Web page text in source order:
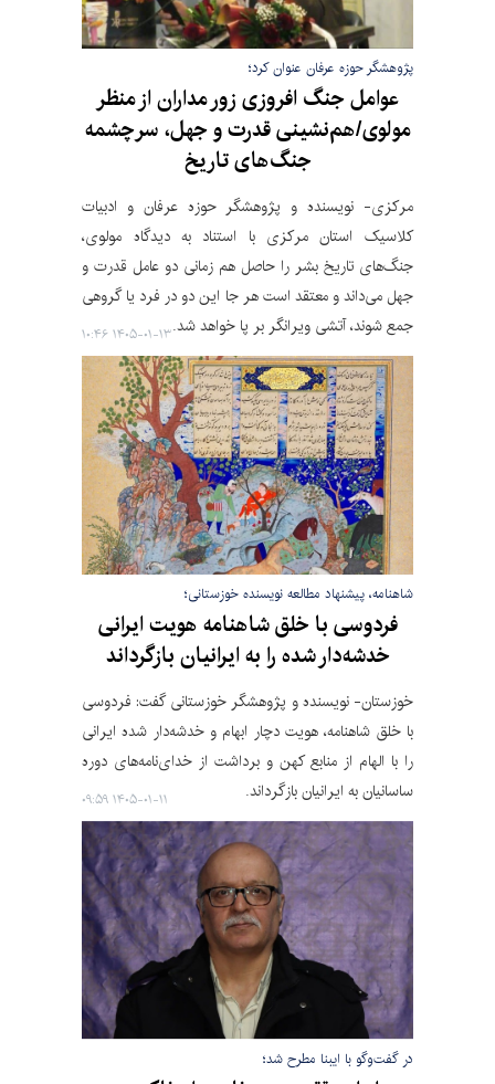
پژوهشگر حوزه عرفان عنوان کرد؛
عوامل جنگ افروزی زور مداران از منظر
مولوی/هم‌نشینی قدرت و جهل، سرچشمه
جنگ‌های تاریخ
مرکزی‌- نویسنده و پژوهشگر حوزه عرفان و ادبیات
کلاسیک استان مرکزی با استناد به دیدگاه مولوی،
جنگ‌های تاریخ بشر را حاصل هم زمانی دو عامل قدرت و
جهل می‌داند و معتقد است هر جا این دو در فرد یا گروهی
جمع شوند، آتشی ویرانگر بر پا خواهد شد.۱۴۰۵-۰۱-۱۳ ۱۰:۴۶
شاهنامه، پیشنهاد مطالعه نویسنده خوزستانی؛
فردوسی با خلق شاهنامه هویت ایرانی
خدشه‌دار شده را به ایرانیان بازگرداند
خوزستان- نویسنده و پژوهشگر خوزستانی گفت: فردوسی
با خلق شاهنامه، هویت دچار ابهام و خدشه‌دار شده ایرانی
را با الهام از منابع کهن و برداشت از خدای‌نامه‌های دوره
ساسانیان به ایرانیان بازگرداند.
۱۴۰۵-۰۱-۱۱ ۰۹:۵۹
در گفت‌وگو با ایبنا مطرح شد؛